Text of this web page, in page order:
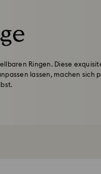
Ringen. Diese
lassen, machen sich